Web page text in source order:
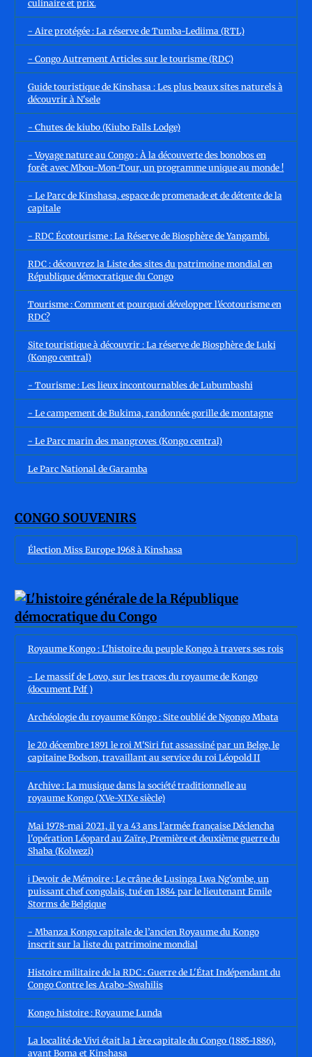
culinaire et prix.
- Aire protégée : La réserve de Tumba-Lediima (RTL)
- Congo Autrement Articles sur le tourisme (RDC)
Guide touristique de Kinshasa : Les plus beaux sites naturels à
découvrir à N'sele
- Chutes de kiubo (Kiubo Falls Lodge)
- Voyage nature au Congo : À la découverte des bonobos en
forêt avec Mbou-Mon-Tour, un programme unique au monde !
- Le Parc de Kinshasa, espace de promenade et de détente de la
capitale
- RDC Écotourisme : La Réserve de Biosphère de Yangambi.
RDC : découvrez la Liste des sites du patrimoine mondial en
République démocratique du Congo
Tourisme : Comment et pourquoi développer l’écotourisme en
RDC?
Site touristique à découvrir : La réserve de Biosphère de Luki
(Kongo central)
- Tourisme : Les lieux incontournables de Lubumbashi
- Le campement de Bukima, randonnée gorille de montagne
- Le Parc marin des mangroves (Kongo central)
Le Parc National de Garamba
CONGO SOUVENIRS
Élection Miss Europe 1968 à Kinshasa
Royaume Kongo : L'histoire du peuple Kongo à travers ses rois
- Le massif de Lovo, sur les traces du royaume de Kongo
(document Pdf )
Archéologie du royaume Kôngo : Site oublié de Ngongo Mbata
le 20 décembre 1891 le roi M'Siri fut assassiné par un Belge, le
capitaine Bodson, travaillant au service du roi Léopold II
Archive : La musique dans la société traditionnelle au
royaume Kongo (XVe-XIXe siècle)
Mai 1978-mai 2021, il y a 43 ans l'armée française Déclencha
l'opération Léopard au Zaïre, Première et deuxième guerre du
Shaba (Kolwezi)
ℹ️ Devoir de Mémoire : Le crâne de Lusinga Lwa Ng'ombe, un
puissant chef congolais, tué en 1884 par le lieutenant Emile
Storms de Belgique
- Mbanza Kongo capitale de l’ancien Royaume du Kongo
inscrit sur la liste du patrimoine mondial
Histoire militaire de la RDC : Guerre de L'État Indépendant du
Congo Contre les Arabo-Swahilis
Kongo histoire : Royaume Lunda
La localité de Vivi était la 1 ère capitale du Congo (1885-1886),
avant Boma et Kinshasa